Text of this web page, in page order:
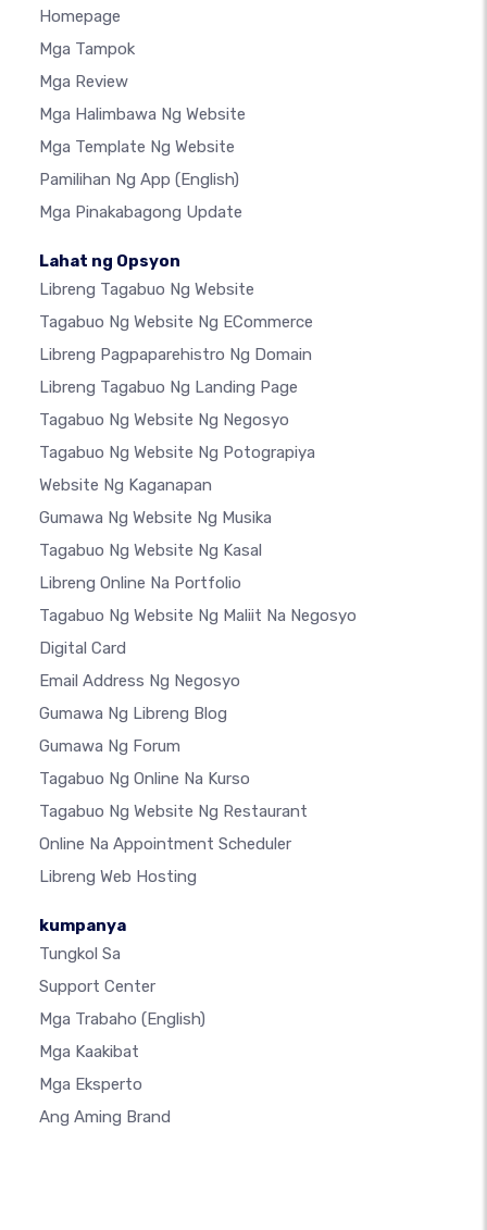
Homepage
Mga Tampok
Mga Review
Mga Halimbawa Ng Website
Mga Template Ng Website
Pamilihan Ng App (English)
Mga Pinakabagong Update
Lahat ng Opsyon
Libreng Tagabuo Ng Website
Tagabuo Ng Website Ng ECommerce
Libreng Pagpaparehistro Ng Domain
Libreng Tagabuo Ng Landing Page
Tagabuo Ng Website Ng Negosyo
Tagabuo Ng Website Ng Potograpiya
Website Ng Kaganapan
Gumawa Ng Website Ng Musika
Tagabuo Ng Website Ng Kasal
Libreng Online Na Portfolio
Tagabuo Ng Website Ng Maliit Na Negosyo
Digital Card
Email Address Ng Negosyo
Gumawa Ng Libreng Blog
Gumawa Ng Forum
Tagabuo Ng Online Na Kurso
Tagabuo Ng Website Ng Restaurant
Online Na Appointment Scheduler
Libreng Web Hosting
kumpanya
Tungkol Sa
Support Center
Mga Trabaho (English)
Mga Kaakibat
Mga Eksperto
Ang Aming Brand